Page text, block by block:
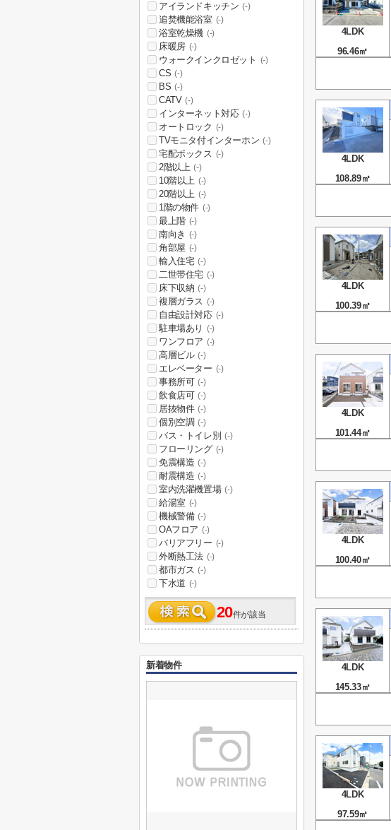
4LDK
96.46㎡
4LDK
108.89㎡
4LDK
100.39㎡
4LDK
101.44㎡
4LDK
100.40㎡
4LDK
145.33㎡
4LDK
97.59㎡
アイランドキッチン (-)
追焚機能浴室 (-)
浴室乾燥機 (-)
床暖房 (-)
ウォークインクロゼット (-)
CS (-)
BS (-)
CATV (-)
インターネット対応 (-)
オートロック (-)
TVモニタ付インターホン (-)
宅配ボックス (-)
2階以上 (-)
10階以上 (-)
20階以上 (-)
1階の物件 (-)
最上階 (-)
南向き (-)
角部屋 (-)
輸入住宅 (-)
二世帯住宅 (-)
床下収納 (-)
複層ガラス (-)
自由設計対応 (-)
駐車場あり (-)
ワンフロア (-)
高層ビル (-)
エレベーター (-)
事務所可 (-)
飲食店可 (-)
居抜物件 (-)
個別空調 (-)
バス・トイレ別 (-)
フローリング (-)
免震構造 (-)
耐震構造 (-)
室内洗濯機置場 (-)
給湯室 (-)
機械警備 (-)
OAフロア (-)
バリアフリー (-)
外断熱工法 (-)
都市ガス (-)
下水道 (-)
20件が該当
新着物件